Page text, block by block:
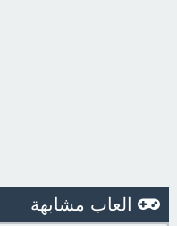
العاب مشابهة